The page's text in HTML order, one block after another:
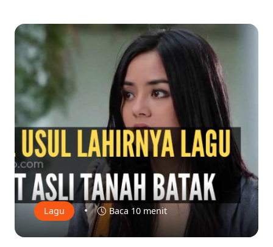
Lagu • Baca 10 menit